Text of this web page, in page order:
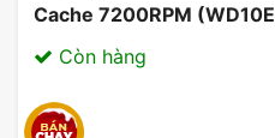
Cache 7200RPM
03/2025
Còn hàng